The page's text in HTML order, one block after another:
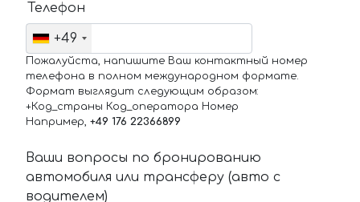
Телефон
+49
Пожалуйста, напишите Ваш контактный номер
телефона в полном международном формате.
Формат выглядит следующим образом:
+Код_страны Код_оператора Номер
Например, +49 176 22366899
Ваши вопросы по бронированию
автомобиля или трансферу (авто с
водителем)